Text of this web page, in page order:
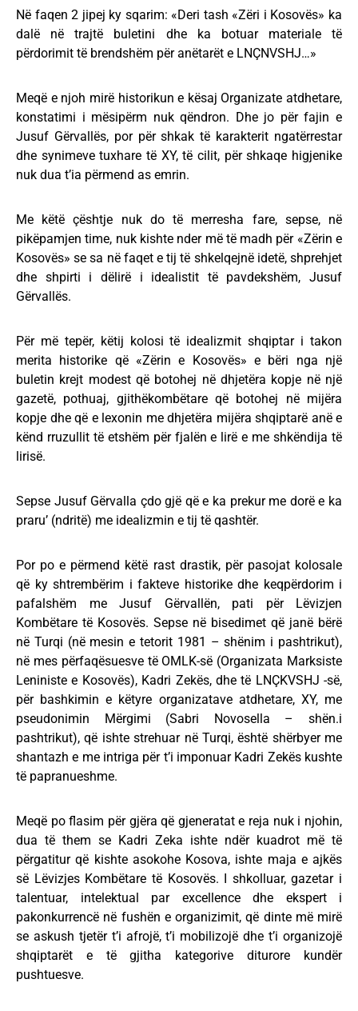
Në faqen 2 jipej ky sqarim: «Deri tash «Zëri i Kosovës» ka
dalë në trajtë buletini dhe ka botuar materiale të
përdorimit të brendshëm për anëtarët e LNÇNVSHJ…»
Meqë e njoh mirë historikun e kësaj Organizate atdhetare,
konstatimi i mësipërm nuk qëndron. Dhe jo për fajin e
Jusuf Gërvallës, por për shkak të karakterit ngatërrestar
dhe synimeve tuxhare të XY, të cilit, për shkaqe higjenike
nuk dua t’ia përmend as emrin.
Me këtë çështje nuk do të merresha fare, sepse, në
pikëpamjen time, nuk kishte nder më të madh për «Zërin e
Kosovës» se sa në faqet e tij të shkelqejnë idetë, shprehjet
dhe shpirti i dëlirë i idealistit të pavdekshëm, Jusuf
Gërvallës.
Për më tepër, këtij kolosi të idealizmit shqiptar i takon
merita historike që «Zërin e Kosovës» e bëri nga një
buletin krejt modest që botohej në dhjetëra kopje në një
gazetë, pothuaj, gjithëkombëtare që botohej në mijëra
kopje dhe që e lexonin me dhjetëra mijëra shqiptarë anë e
kënd rruzullit të etshëm për fjalën e lirë e me shkëndija të
lirisë.
Sepse Jusuf Gërvalla çdo gjë që e ka prekur me dorë e ka
praru’ (ndritë) me idealizmin e tij të qashtër.
Por po e përmend këtë rast drastik, për pasojat kolosale
që ky shtrembërim i fakteve historike dhe keqpërdorim i
pafalshëm me Jusuf Gërvallën, pati për Lëvizjen
Kombëtare të Kosovës. Sepse në bisedimet që janë bërë
në Turqi (në mesin e tetorit 1981 – shënim i pashtrikut),
në mes përfaqësuesve të OMLK-së (Organizata Marksiste
Leniniste e Kosovës), Kadri Zekës, dhe të LNÇKVSHJ -së,
për bashkimin e këtyre organizatave atdhetare, XY, me
pseudonimin Mërgimi (Sabri Novosella – shën.i
pashtrikut), që ishte strehuar në Turqi, është shërbyer me
shantazh e me intriga për t’i imponuar Kadri Zekës kushte
të papranueshme.
Meqë po flasim për gjëra që gjeneratat e reja nuk i njohin,
dua të them se Kadri Zeka ishte ndër kuadrot më të
përgatitur që kishte asokohe Kosova, ishte maja e ajkës
së Lëvizjes Kombëtare të Kosovës. I shkolluar, gazetar i
talentuar, intelektual par excellence dhe ekspert i
pakonkurrencë në fushën e organizimit, që dinte më mirë
se askush tjetër t’i afrojë, t’i mobilizojë dhe t’i organizojë
shqiptarët e të gjitha kategorive diturore kundër
pushtuesve.